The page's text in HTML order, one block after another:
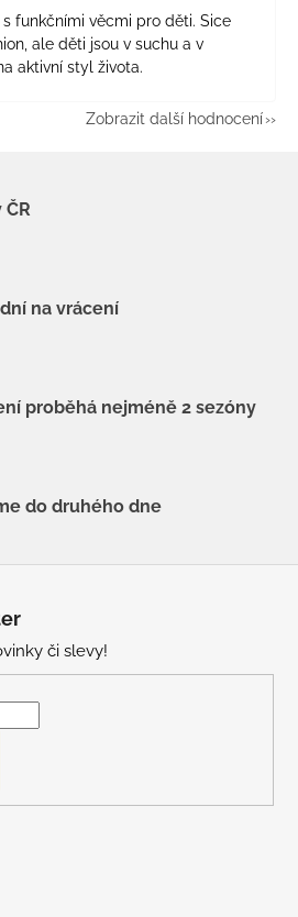
funkčními věcmi pro děti. Sice
ale děti jsou v suchu a v
aktivní styl života.
Zobrazit další hodnocení
na vrácení
proběhá nejméně 2 sezóny
do druhého dne
či slevy!